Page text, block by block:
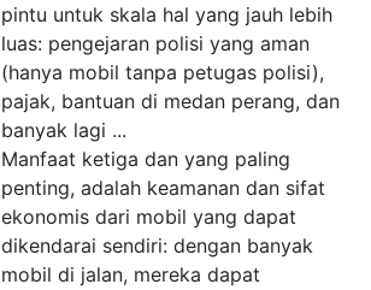
pintu untuk skala hal yang jauh lebih
luas: pengejaran polisi yang aman
(hanya mobil tanpa petugas polisi),
pajak, bantuan di medan perang, dan
banyak lagi ...
Manfaat ketiga dan yang paling
penting, adalah keamanan dan sifat
ekonomis dari mobil yang dapat
dikendarai sendiri: dengan banyak
mobil di jalan, mereka dapat